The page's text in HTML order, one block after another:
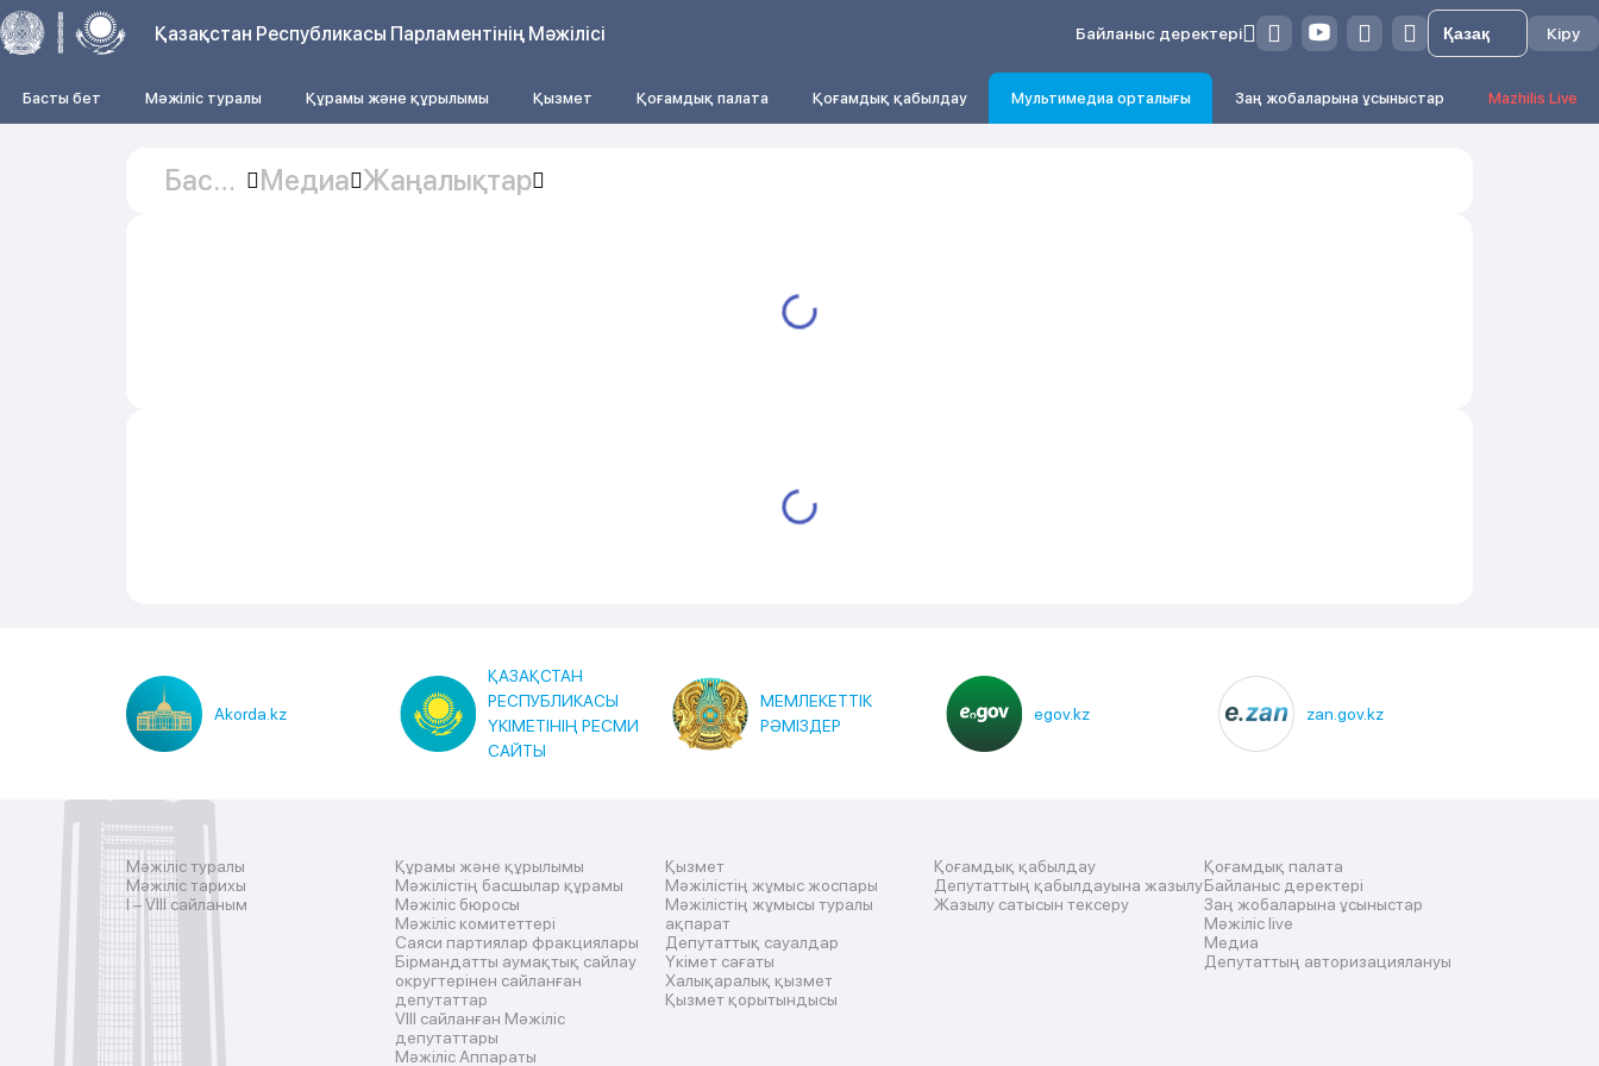
Қазақстан Республикасы Парламентінің Мәжілісі Байланыс деректері Кіру
Басты бет Мәжіліс туралы Құрамы және құрылымы Қызмет Қоғамдық палата Қоғамдық қабылдау Мультимедиа орталығы Заң жобаларына ұсыныстар Mazhilis Live
Басты
Медиа Жаңалықтар
Akorda.kz
ҚАЗАҚСТАН
РЕСПУБЛИКАСЫ
ҮКІМЕТІНІҢ РЕСМИ
САЙТЫ
МЕМЛЕКЕТТІК
РӘМІЗДЕР
egov.kz zan.gov.kz
Мәжіліс туралы
Мәжіліс тарихы
I – VIII сайланым
Құрамы және құрылымы
Мәжілістің басшылар құрамы
Мәжіліс бюросы
Мәжіліс комитеттері
Саяси партиялар фракциялары
Бірмандатты аумақтық сайлау
округтерінен сайланған
депутаттар
VIII сайланған Мәжіліс
депутаттары
Мәжіліс Аппараты
Қызмет
Мәжілістің жұмыс жоспары
Мәжілістің жұмысы туралы
ақпарат
Депутаттық сауалдар
Үкімет сағаты
Халықаралық қызмет
Қызмет қорытындысы
Қоғамдық қабылдау
Депутаттың қабылдауына жазылу
Жазылу сатысын тексеру
Қоғамдық палата
Байланыс деректері
Заң жобаларына ұсыныстар
Мәжіліс live
Медиа
Депутаттың авторизациялануы